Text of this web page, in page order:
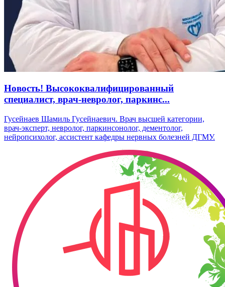
Новость! Высококвалифицированный
специалист, врач-невролог, паркинс...
Гусейнаев Шамиль Гусейнаевич. Врач высшей категории,
врач-эксперт, невролог, паркинсонолог, дементолог,
нейропсихолог, ассистент кафедры нервных болезней ДГМУ.